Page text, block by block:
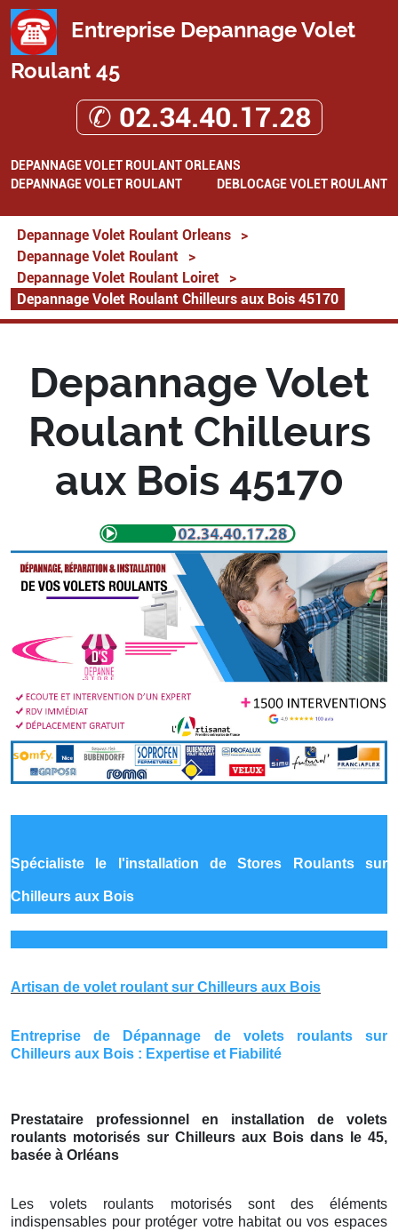
Entreprise Depannage Volet
Roulant 45
✆ 02.34.40.17.28
DEPANNAGE VOLET ROULANT ORLEANS
DEPANNAGE VOLET ROULANT
DEBLOCAGE VOLET ROULANT
Depannage Volet Roulant Orleans
>
Depannage Volet Roulant
>
Depannage Volet Roulant Loiret
>
Depannage Volet Roulant Chilleurs aux Bois 45170
Depannage Volet
Roulant Chilleurs
aux Bois 45170
Spécialiste le l'installation de Stores Roulants sur
Chilleurs aux Bois
Artisan de volet roulant sur Chilleurs aux Bois
Entreprise de Dépannage de volets roulants sur
Chilleurs aux Bois : Expertise et Fiabilité
Prestataire professionnel en installation de volets
roulants motorisés sur Chilleurs aux Bois dans le 45,
basée à Orléans
Les volets roulants motorisés sont des éléments
indispensables pour protéger votre habitat ou vos espaces